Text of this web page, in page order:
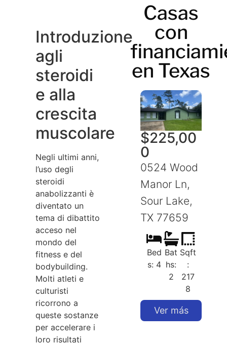
Introduzione
agli
steroidi
e alla
crescita
muscolare
Negli ultimi anni,
l’uso degli
steroidi
anabolizzanti è
diventato un
tema di dibattito
acceso nel
mondo del
fitness e del
bodybuilding.
Molti atleti e
culturisti
ricorrono a
queste sostanze
per accelerare i
loro risultati
Casas
con
en Texas
$225,00
0
0524 Wood
Manor Ln,
Sour Lake,
TX 77659
Bed
s: 4
Bat
hs:
2
Sqft
:
217
8
Ver más